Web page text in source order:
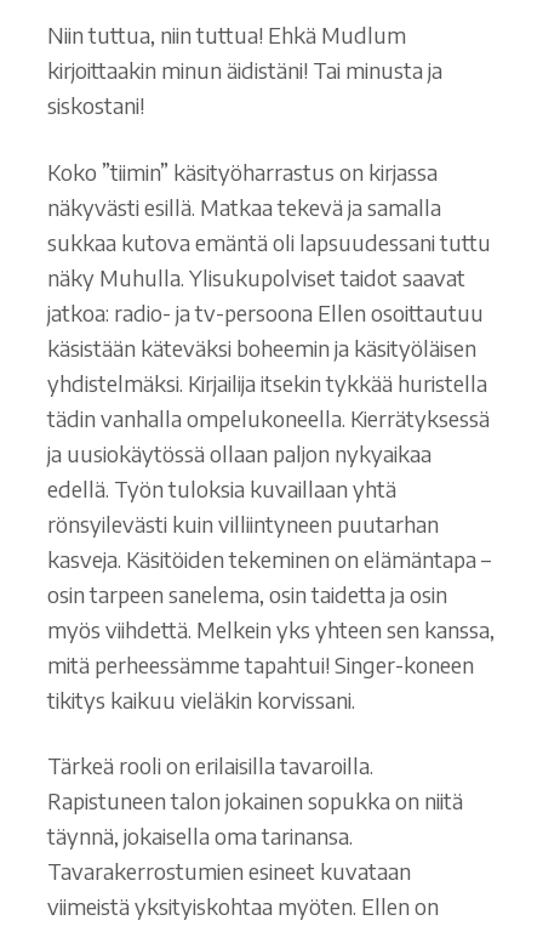
Niin tuttua, niin tuttua! Ehkä Mudlum
kirjoittaakin minun äidistäni! Tai minusta ja
siskostani!
Koko ”tiimin” käsityöharrastus on kirjassa
näkyvästi esillä. Matkaa tekevä ja samalla
sukkaa kutova emäntä oli lapsuudessani tuttu
näky Muhulla. Ylisukupolviset taidot saavat
jatkoa: radio- ja tv-persoona Ellen osoittautuu
käsistään käteväksi boheemin ja käsityöläisen
yhdistelmäksi. Kirjailija itsekin tykkää huristella
tädin vanhalla ompelukoneella. Kierrätyksessä
ja uusiokäytössä ollaan paljon nykyaikaa
edellä. Työn tuloksia kuvaillaan yhtä
rönsyilevästi kuin villiintyneen puutarhan
kasveja. Käsitöiden tekeminen on elämäntapa –
osin tarpeen sanelema, osin taidetta ja osin
myös viihdettä. Melkein yks yhteen sen kanssa,
mitä perheessämme tapahtui! Singer-koneen
tikitys kaikuu vieläkin korvissani.
Tärkeä rooli on erilaisilla tavaroilla.
Rapistuneen talon jokainen sopukka on niitä
täynnä, jokaisella oma tarinansa.
Tavarakerrostumien esineet kuvataan
viimeistä yksityiskohtaa myöten. Ellen on